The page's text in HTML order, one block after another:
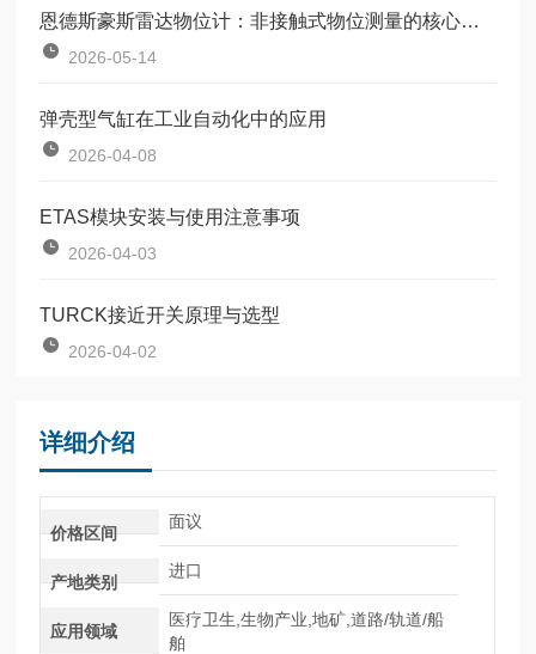
恩德斯豪斯雷达物位计：非接触式物位测量的核心设备
2026-05-14
弹壳型气缸在工业自动化中的应用
2026-04-08
ETAS模块安装与使用注意事项
2026-04-03
TURCK接近开关原理与选型
2026-04-02
详细介绍
价格区间
面议
产地类别
进口
应用领域
医疗卫生,生物产业,地矿,道路/轨道/船
舶